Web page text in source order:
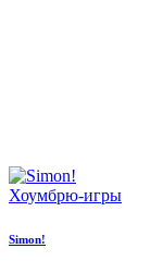
Хоумбрю-игры
Simon!